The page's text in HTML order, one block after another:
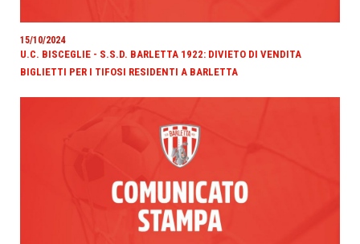
15/10/2024
U.C. BISCEGLIE - S.S.D. BARLETTA 1922: DIVIETO DI VENDITA
BIGLIETTI PER I TIFOSI RESIDENTI A BARLETTA